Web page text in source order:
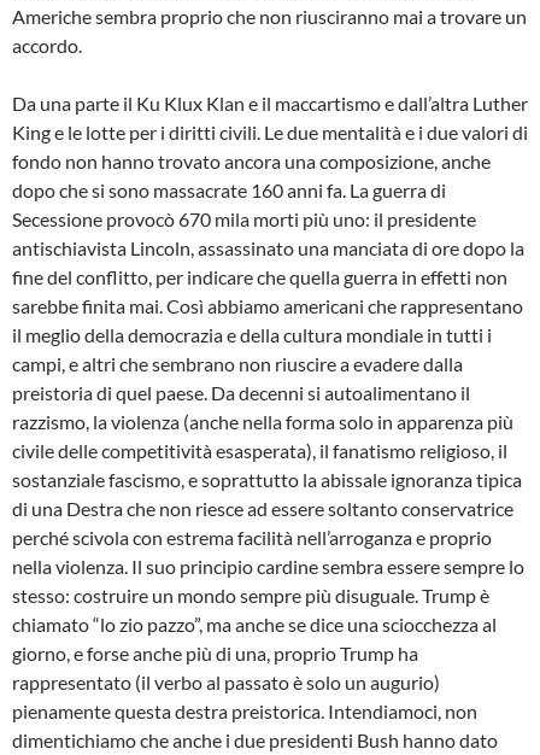
Americhe sembra proprio che non riusciranno mai a trovare un
accordo.
Da una parte il Ku Klux Klan e il maccartismo e dall’altra Luther
King e le lotte per i diritti civili. Le due mentalità e i due valori di
fondo non hanno trovato ancora una composizione, anche
dopo che si sono massacrate 160 anni fa. La guerra di
Secessione provocò 670 mila morti più uno: il presidente
antischiavista Lincoln, assassinato una manciata di ore dopo la
fine del conflitto, per indicare che quella guerra in effetti non
sarebbe finita mai. Così abbiamo americani che rappresentano
il meglio della democrazia e della cultura mondiale in tutti i
campi, e altri che sembrano non riuscire a evadere dalla
preistoria di quel paese. Da decenni si autoalimentano il
razzismo, la violenza (anche nella forma solo in apparenza più
civile delle competitività esasperata), il fanatismo religioso, il
sostanziale fascismo, e soprattutto la abissale ignoranza tipica
di una Destra che non riesce ad essere soltanto conservatrice
perché scivola con estrema facilità nell’arroganza e proprio
nella violenza. Il suo principio cardine sembra essere sempre lo
stesso: costruire un mondo sempre più disuguale. Trump è
chiamato “lo zio pazzo”, ma anche se dice una sciocchezza al
giorno, e forse anche più di una, proprio Trump ha
rappresentato (il verbo al passato è solo un augurio)
pienamente questa destra preistorica. Intendiamoci, non
dimentichiamo che anche i due presidenti Bush hanno dato